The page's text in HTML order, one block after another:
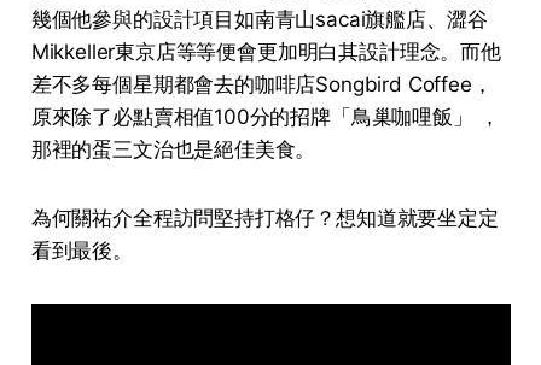
幾個他參與的設計項目如南青山sacai旗艦店、澀谷
Mikkeller東京店等等便會更加明白其設計理念。而他
差不多每個星期都會去的咖啡店Songbird Coffee，
原來除了必點賣相值100分的招牌「鳥巢咖哩飯」 ，
那裡的蛋三文治也是絕佳美食。
為何關祐介全程訪問堅持打格仔？想知道就要坐定定
看到最後。